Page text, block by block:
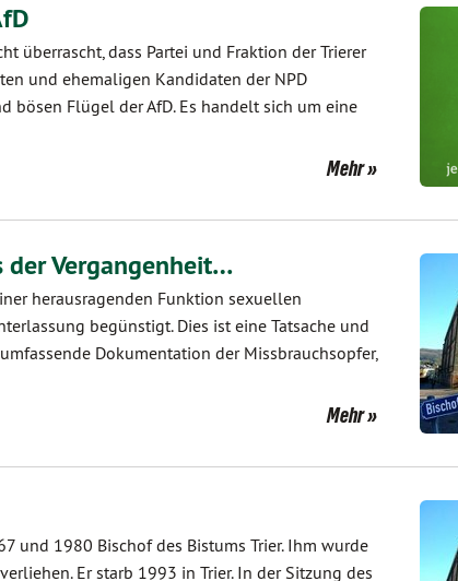
überrascht, dass Partei und Fraktion der Trierer
und ehemaligen Kandidaten der NPD
bösen Flügel der AfD. Es handelt sich um eine
Mehr
der Vergangenheit…
herausragenden Funktion sexuellen
begünstigt. Dies ist eine Tatsache und
Dokumentation der Missbrauchsopfer,
Mehr
und 1980 Bischof des Bistums Trier. Ihm wurde
Er starb 1993 in Trier. In der Sitzung des